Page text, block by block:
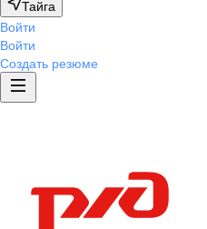
Тайга
Войти
Войти
Создать резюме